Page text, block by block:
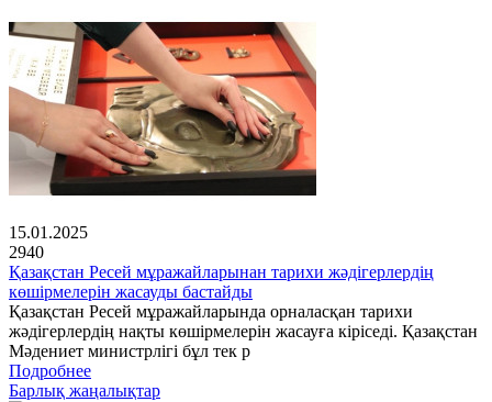
15.01.2025
2940
Қазақстан Ресей мұражайларынан тарихи жәдігерлердің
көшірмелерін жасауды бастайды
Қазақстан Ресей мұражайларында орналасқан тарихи
жәдігерлердің нақты көшірмелерін жасауға кіріседі. Қазақстан
Мәдениет министрлігі бұл тек р
Подробнее
Барлық жаңалықтар